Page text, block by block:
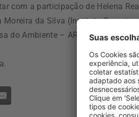
com a participação de Helena
Moreira da Silva (Instituto
do Ambiente – ARH Algarve) e de